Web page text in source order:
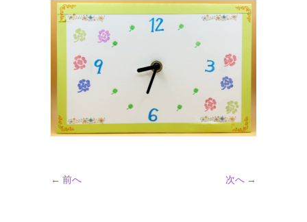
← 前へ 次へ →